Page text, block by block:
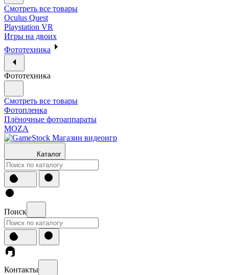
Смотреть все товары
Oculus Quest
Playstation VR
Игры на двоих
Фототехника
Фототехника
Смотреть все товары
Фотопленка
Плёночные фотоаппараты
MOZA
Каталог
Поиск
Контакты